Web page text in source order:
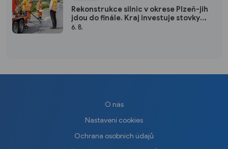
Rekonstrukce silnic v okrese Plzeň-jih
jdou do finále. Kraj investuje stovky
milionů do nových povrchů i moderních
6. 8.
O nás
Nastavení cookies
Ochrana osobních údajů